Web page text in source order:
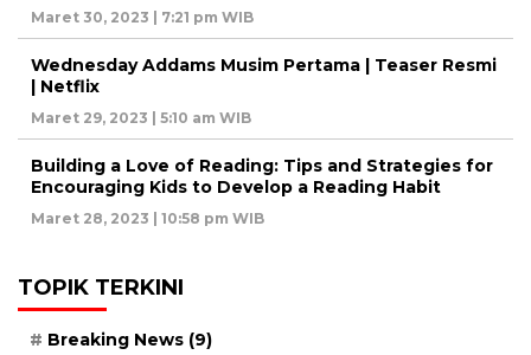
Maret 30, 2023 | 7:21 pm WIB
Wednesday Addams Musim Pertama | Teaser Resmi
| Netflix
Maret 29, 2023 | 5:10 am WIB
Building a Love of Reading: Tips and Strategies for
Encouraging Kids to Develop a Reading Habit
Maret 28, 2023 | 10:58 pm WIB
TOPIK TERKINI
Breaking News (9)